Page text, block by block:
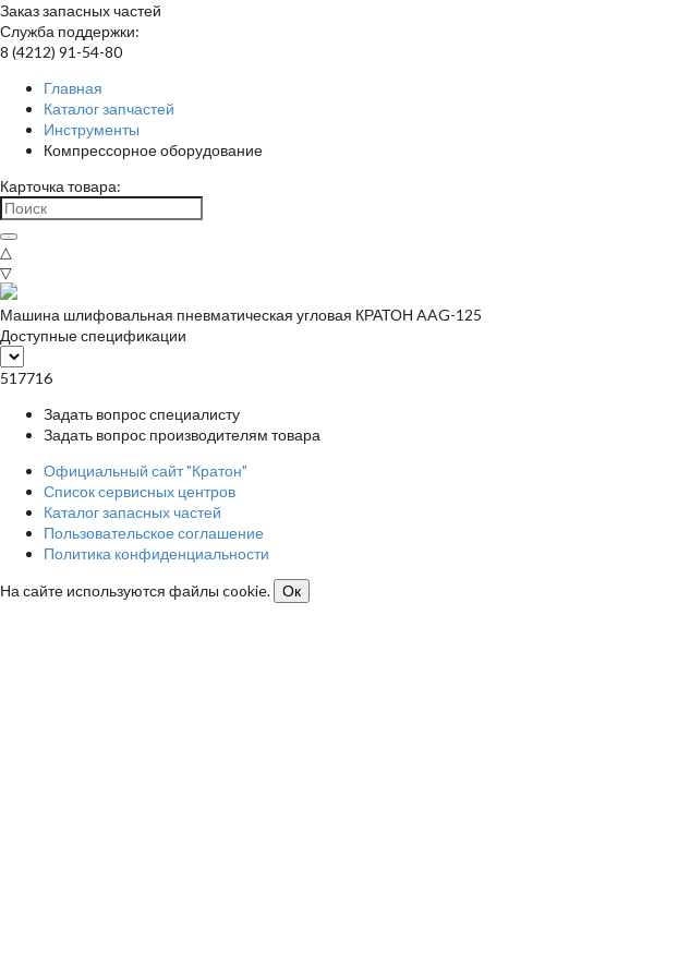
Заказ запасных частей
Служба поддержки:
8 (4212) 91-54-80
Главная
Каталог запчастей
Инструменты
Компрессорное оборудование
Карточка товара:
△
▽
Машина шлифовальная пневматическая угловая КРАТОН AAG-125
Доступные спецификации
517716
Задать вопрос специалисту
Задать вопрос производителям товара
Официальный сайт "Кратон"
Список сервисных центров
Каталог запасных частей
Пользовательское соглашение
Политика конфиденциальности
На сайте используются файлы cookie.
Ок